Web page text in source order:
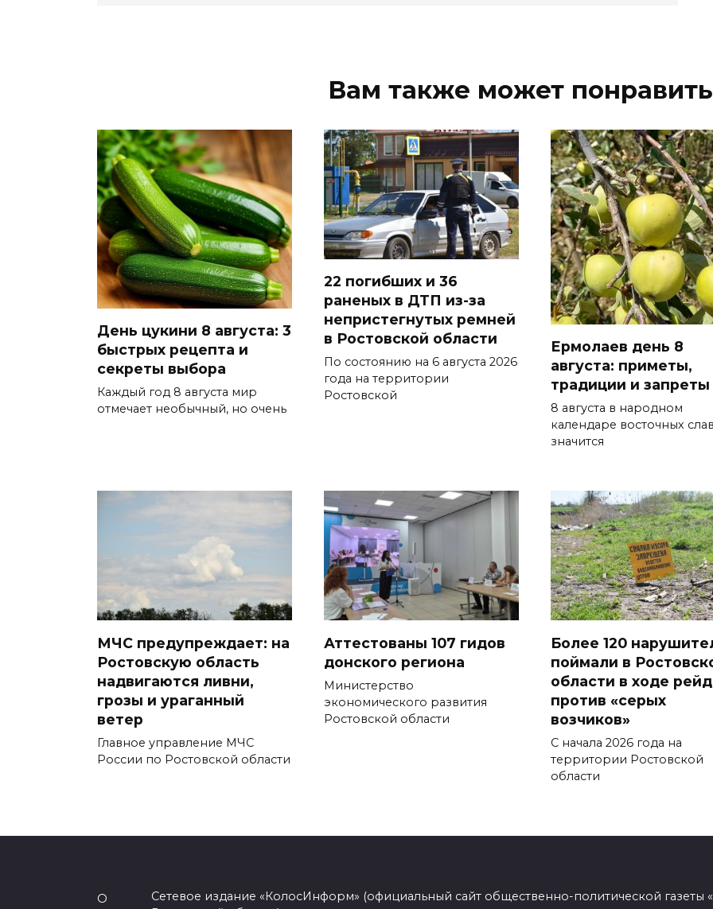
Вам также может
День цукини 8 августа: 3
быстрых рецепта и
секреты выбора
Каждый год 8 августа мир
отмечает необычный, но очень
22 погибших и 36
раненых в ДТП из-за
непристегнутых ремней
в Ростовской области
По состоянию на 6 августа 2026
года на территории
Ростовской
Ермолаев день 8
августа: приметы,
традиции и запреты
8 августа в народном
календаре восточных
значится
МЧС предупреждает: на
Ростовскую область
надвигаются ливни,
грозы и ураганный
ветер
Главное управление МЧС
России по Ростовской области
Аттестованы 107 гидов
донского региона
Министерство
экономического развития
Ростовской области
Более 120
поймали в
области в ходе
против «серых
возчиков»
С начала 2026 года на
территории Ростовской
области
О
Сетевое издание «КолосИнформ» (официальный сайт общественно-политической газеты